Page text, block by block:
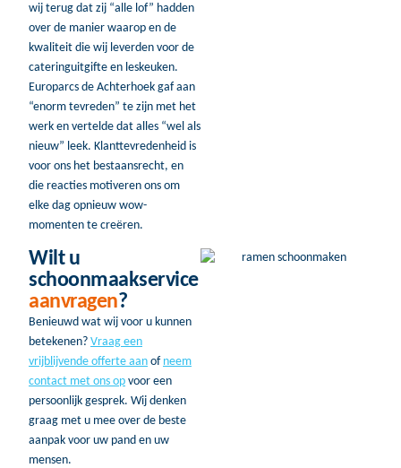
wij terug dat zij “alle lof” hadden
over de manier waarop en de
kwaliteit die wij leverden voor de
cateringuitgifte en leskeuken.
Europarcs de Achterhoek gaf aan
“enorm tevreden” te zijn met het
werk en vertelde dat alles “wel als
nieuw” leek. Klanttevredenheid is
voor ons het bestaansrecht, en
die reacties motiveren ons om
elke dag opnieuw wow-
momenten te creëren.
Wilt u
schoonmaakservice
aanvragen?
Benieuwd wat wij voor u kunnen
betekenen? Vraag een
vrijblijvende offerte aan of neem
contact met ons op voor een
persoonlijk gesprek. Wij denken
graag met u mee over de beste
aanpak voor uw pand en uw
mensen.